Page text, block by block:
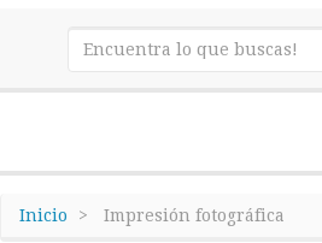
Inicio Impresión fotográfica